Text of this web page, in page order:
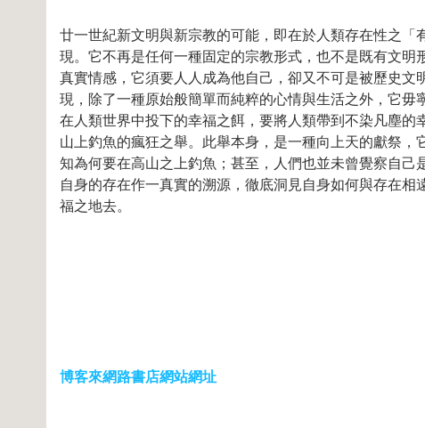
廿一世紀新文明與新宗教的可能，即在於人類存在性之
現。它不再是任何一種固定的宗教形式，也不是既有文
真實情感，它須要人人成為他自己，卻又不可是被歷史
現，除了一種原始般簡單而純粹的心情與生活之外，它
在人類世界中投下的幸福之餌，要將人類帶到不染凡塵
山上釣魚的瘋狂之舉。此舉本身，是一種向上天的獻祭
知為何要在高山之上釣魚；甚至，人們也並未曾覺察自
自身的存在作一真實的溯源，徹底洞見自身如何與存在
福之地去。
博客來網路書店網站網址